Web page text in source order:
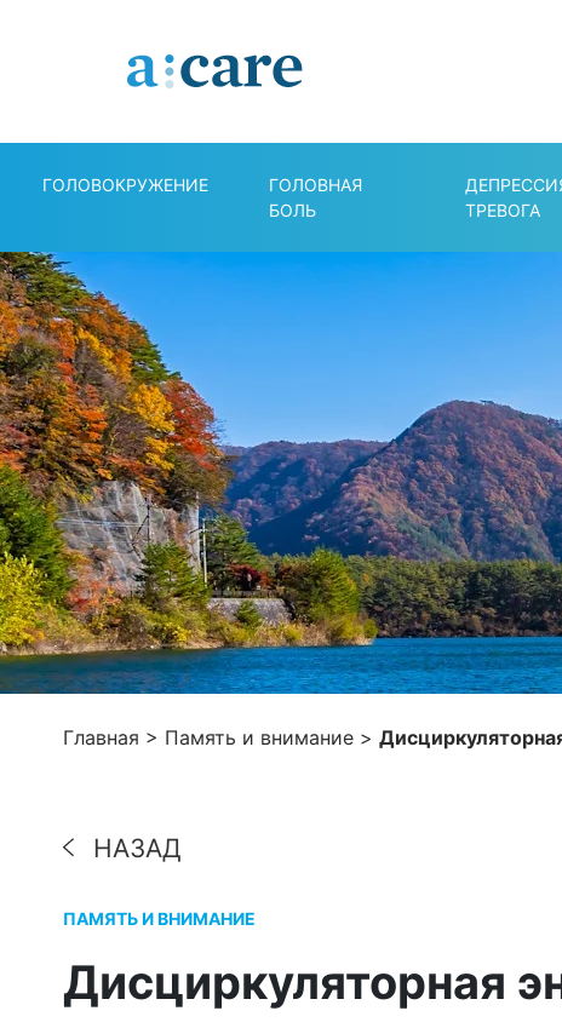
ГОЛОВОКРУЖЕНИЕ
ГОЛОВНАЯ
БОЛЬ
ТРЕВОГА
Главная > Память и внимание >
НАЗАД
ПАМЯТЬ И ВНИМАНИЕ
Дисциркуляторная